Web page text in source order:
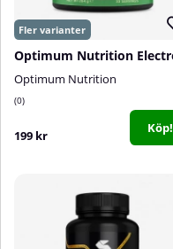
Optimum Nutrition
0
199 kr Köp!